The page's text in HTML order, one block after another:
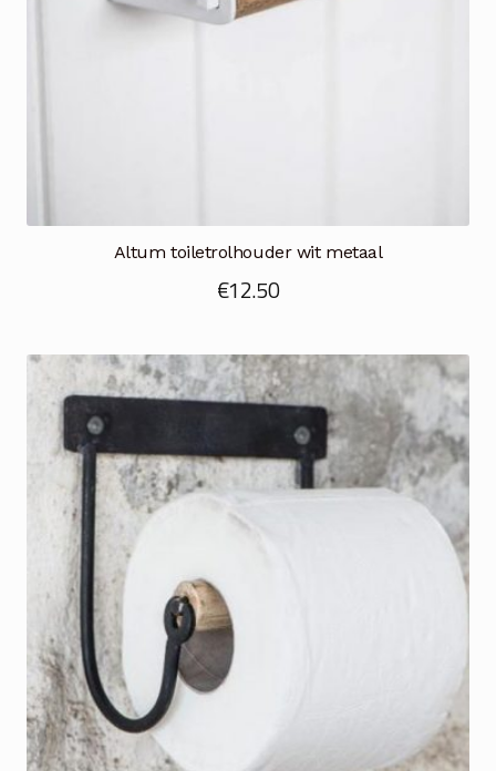
Altum toiletrolhouder wit metaal
€12.50